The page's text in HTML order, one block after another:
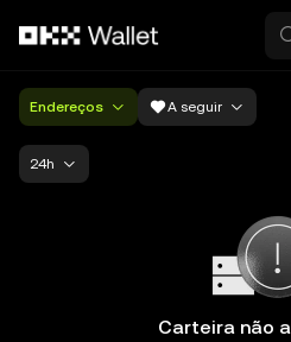
Endereços A seguir
24h
Carteira não